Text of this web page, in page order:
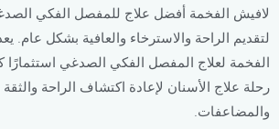
لافيش الفخمة أفضل علاج للمفصل الفكي
لتقديم الراحة والاسترخاء والعافية بشكل عام.
الفخمة لعلاج المفصل الفكي الصدغي استثمارًا
رحلة علاج الأسنان لإعادة اكتشاف الراحة والثقة
والمضاعفات.